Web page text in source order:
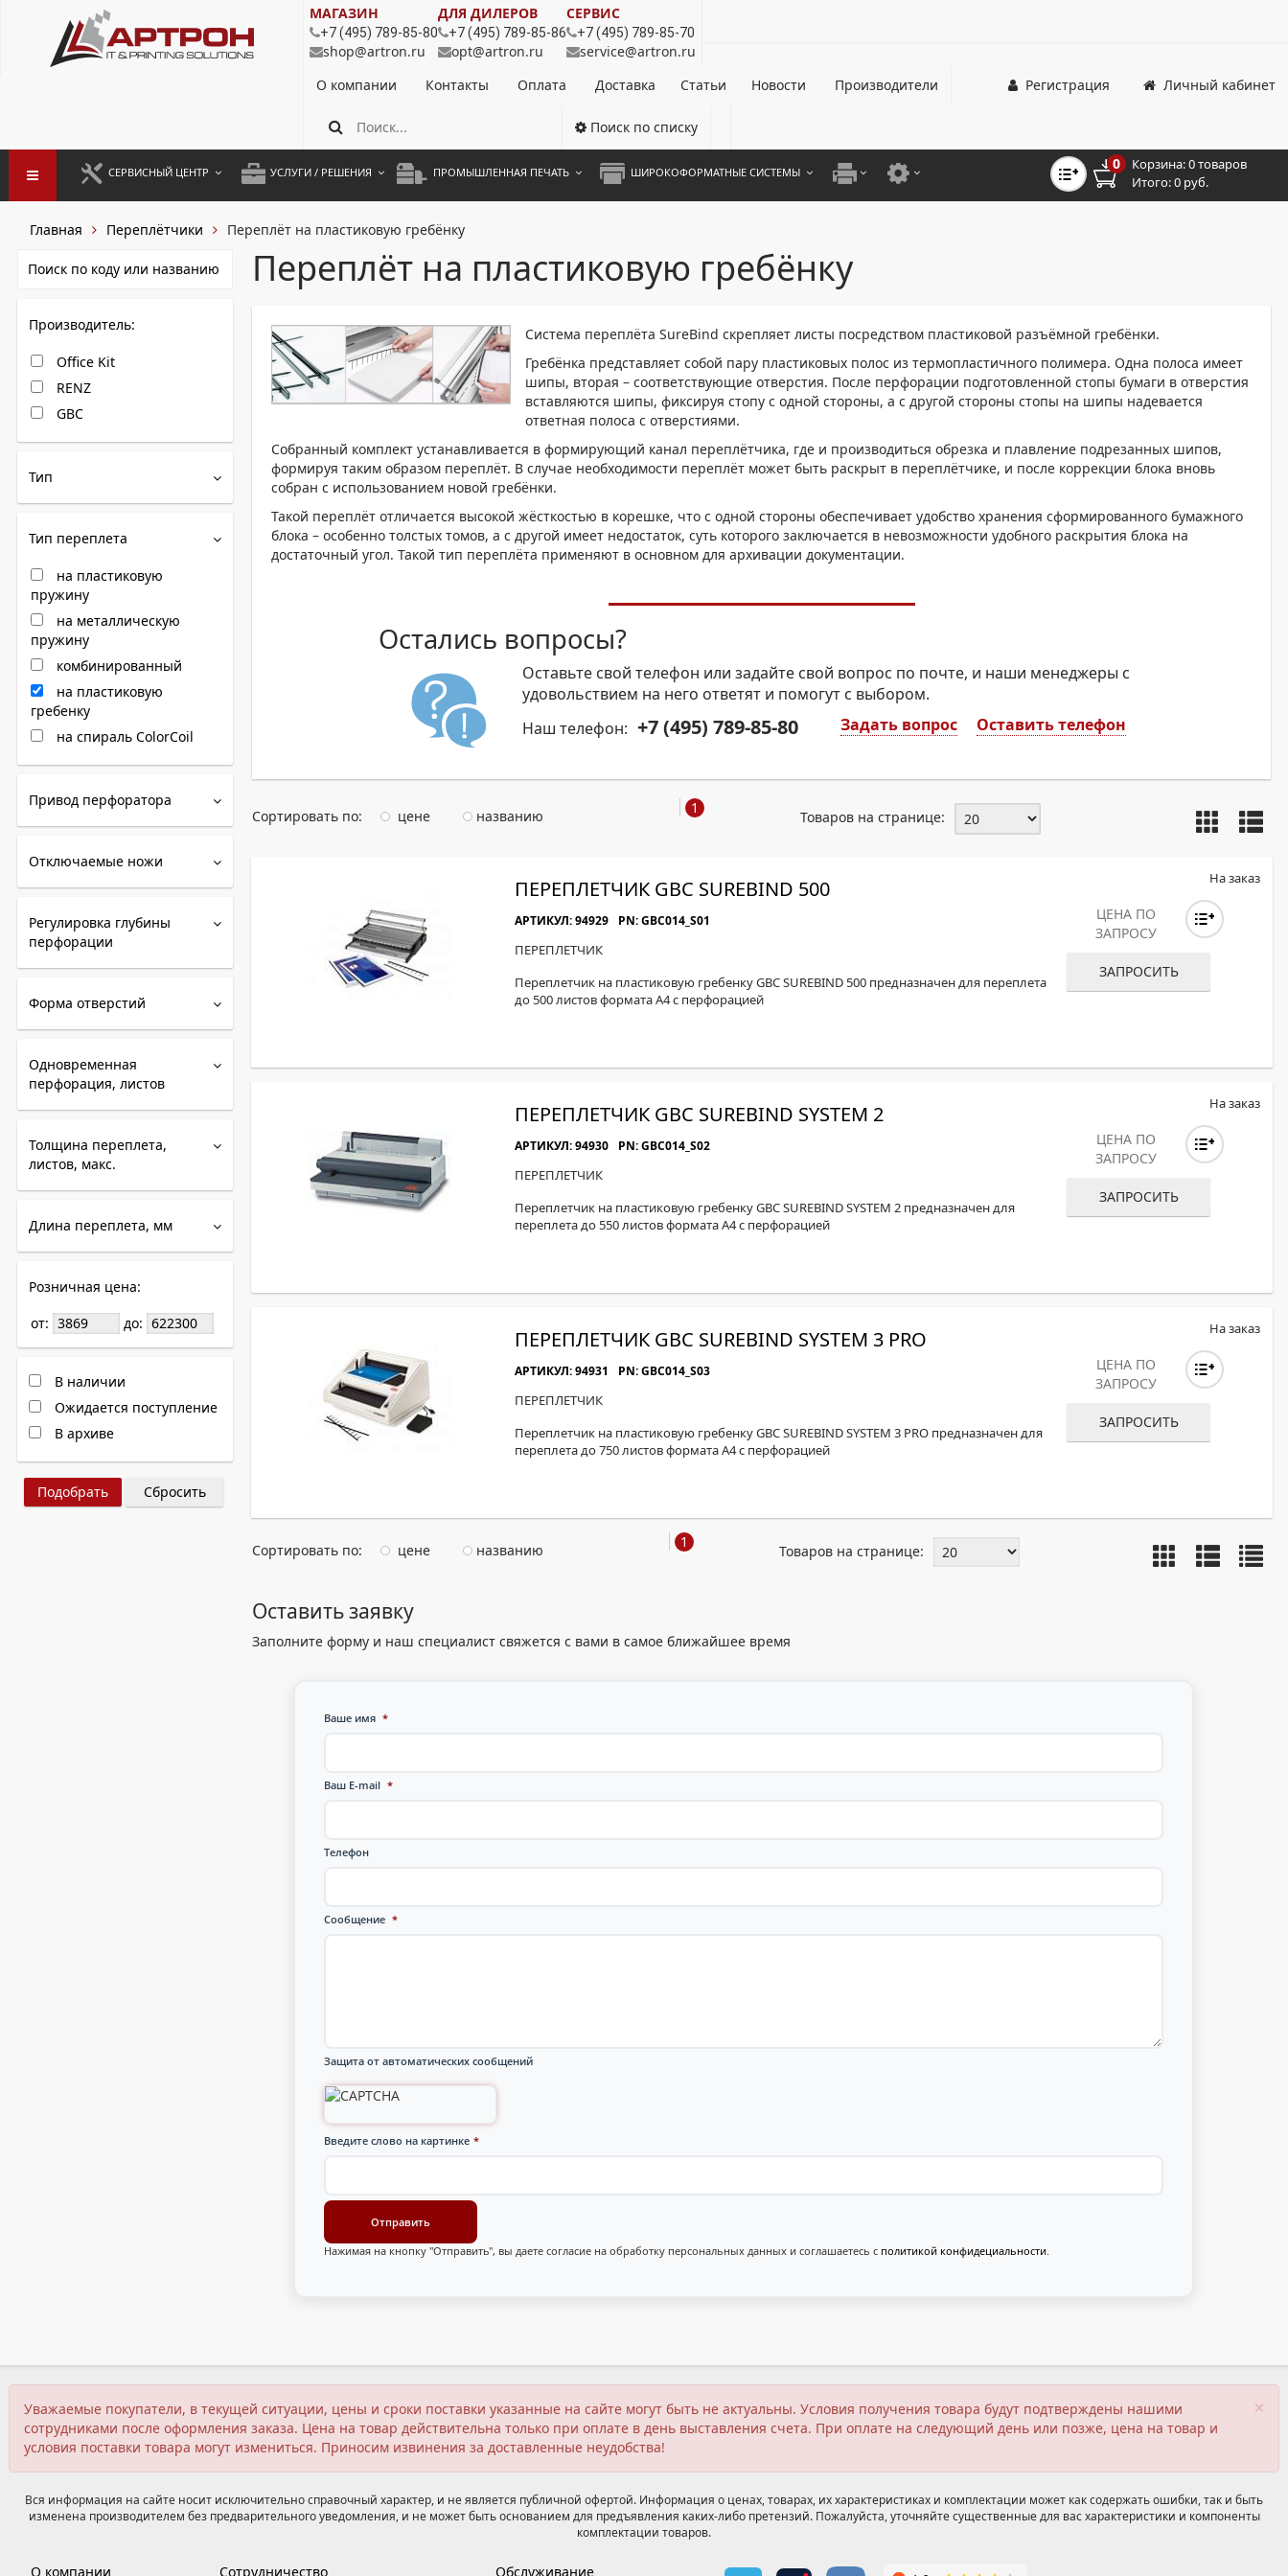
МАГАЗИН
+7 (495) 789-85-80
shop@artron.ru
ДЛЯ ДИЛЕРОВ
+7 (495) 789-85-86
opt@artron.ru
СЕРВИС
+7 (495) 789-85-70
service@artron.ru
О компании
Контакты Оплата Доставка Статьи Новости Производители Личный кабинет
Регистрация
Поиск по списку
СЕРВИСНЫЙ ЦЕНТР
РЕГЛАМЕНТНЫЕ РАБОТЫ
ПРОФИЛАКТИКА И ТО
РАЗОВЫЕ РЕМОНТЫ
УСЛУГИ / РЕШЕНИЯ
ПОКОПИЙНАЯ ПЕЧАТЬ
КОНТРОЛЬ ПЕЧАТИ
ЛИЗИНГ
АРЕНДА ОБОРУДОВАНИЯ
ПРОМЫШЛЕННАЯ ПЕЧАТЬ ШИРОКОФОРМАТНЫЕ СИСТЕМЫ
А3 МОНОХРОМНЫЕ
ПРИНТЕРЫ ДЛЯ ОФИСА
ЦВЕТНЫЕ ПРИНТЕРЫ
0 Корзина:0 товаров
Итого:0 руб.
Главная Переплётчики Переплёт на пластиковую гребёнку
Производитель:
Office Kit
RENZ
GBC
Тип
Тип переплета
на пластиковую
пружину
на металлическую
пружину
комбинированный
на пластиковую
гребенку
на спираль ColorCoil
Привод перфоратора
Отключаемые ножи
Регулировка глубины
перфорации
Форма отверстий
Одновременная
перфорация, листов
Толщина переплета,
листов, макс.
Длина переплета, мм
Розничная цена:
от:
до:
В наличии
Ожидается поступление
В архиве
Сбросить
Переплёт на пластиковую гребёнку
Система переплёта SureBind скрепляет листы посредством пластиковой разъёмной гребёнки.
Гребёнка представляет собой пару пластиковых полос из термопластичного полимера. Одна полоса имеет
шипы, вторая – соответствующие отверстия. После перфорации подготовленной стопы бумаги в отверстия
вставляются шипы, фиксируя стопу с одной стороны, а с другой стороны стопы на шипы надевается
ответная полоса с отверстиями.
Собранный комплект устанавливается в формирующий канал переплётчика, где и производиться обрезка и плавление подрезанных шипов,
формируя таким образом переплёт. В случае необходимости переплёт может быть раскрыт в переплётчике, и после коррекции блока вновь
собран с использованием новой гребёнки.
Такой переплёт отличается высокой жёсткостью в корешке, что с одной стороны обеспечивает удобство хранения сформированного бумажного
блока – особенно толстых томов, а с другой имеет недостаток, суть которого заключается в невозможности удобного раскрытия блока на
достаточный угол. Такой тип переплёта применяют в основном для архивации документации.
Остались вопросы?
Оставьте свой телефон или задайте свой вопрос по почте, и наши менеджеры с
удовольствием на него ответят и помогут с выбором.
Наш телефон: +7 (495) 789-85-80 Оставить телефон
Задать вопрос
Сортировать по: цене названию 1
Товаров на странице:
ПЕРЕПЛЕТЧИК GBC SUREBIND 500
АРТИКУЛ: 94929 PN: GBC014_S01
ПЕРЕПЛЕТЧИК
Переплетчик на пластиковую гребенку GBC SUREBIND 500 предназначен для переплета
до 500 листов формата А4 с перфорацией
На заказ
ЦЕНА ПО
ЗАПРОСУ
ЗАПРОСИТЬ
ПЕРЕПЛЕТЧИК GBC SUREBIND SYSTEM 2
АРТИКУЛ: 94930 PN: GBC014_S02
ПЕРЕПЛЕТЧИК
Переплетчик на пластиковую гребенку GBC SUREBIND SYSTEM 2 предназначен для
переплета до 550 листов формата А4 с перфорацией
На заказ
ЦЕНА ПО
ЗАПРОСУ
ЗАПРОСИТЬ
ПЕРЕПЛЕТЧИК GBC SUREBIND SYSTEM 3 PRO
АРТИКУЛ: 94931 PN: GBC014_S03
ПЕРЕПЛЕТЧИК
Переплетчик на пластиковую гребенку GBC SUREBIND SYSTEM 3 PRO предназначен для
переплета до 750 листов формата А4 с перфорацией
На заказ
ЦЕНА ПО
ЗАПРОСУ
ЗАПРОСИТЬ
Сортировать по: цене названию 1
Товаров на странице:
Оставить заявку
Заполните форму и наш специалист свяжется с вами в самое ближайшее время
Ваше имя *
Ваш E-mail *
Телефон
Сообщение *
Защита от автоматических сообщений
Введите слово на картинке *
Нажимая на кнопку "Отправить", вы даете согласие на обработку персональных данных и соглашаетесь с политикой конфидециальности.
×
Уважаемые покупатели, в текущей ситуации, цены и сроки поставки указанные на сайте могут быть не актуальны. Условия получения товара будут подтверждены нашими
сотрудниками после оформления заказа. Цена на товар действительна только при оплате в день выставления счета. При оплате на следующий день или позже, цена на товар и
условия поставки товара могут измениться. Приносим извинения за доставленные неудобства!
Вся информация на сайте носит исключительно справочный характер, и не является публичной офертой. Информация о ценах, товарах, их характеристиках и комплектации может как содержать ошибки, так и быть
изменена производителем без предварительного уведомления, и не может быть основанием для предъявления каких-либо претензий. Пожалуйста, уточняйте существенные для вас характеристики и компоненты
комплектации товаров.
О компании Сотрудничество Обслуживание